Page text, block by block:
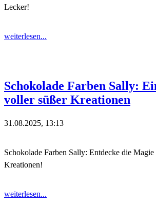
Lecker!
weiterlesen...
Schokolade Farben Sally:
voller süßer Kreationen
31.08.2025, 13:13
Schokolade Farben Sally: Entdecke die Magie
Kreationen!
weiterlesen...